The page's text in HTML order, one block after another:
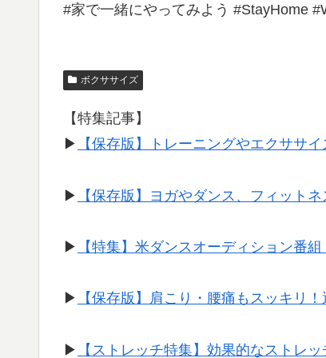
#家で一緒にやってみよう #StayHome
ボクササイズ
【特集記事】
▶︎
【保存版】トレーニングやエクササ
▶︎ 【保存版】ヨガやダンス、フィット
▶︎ 【特集】米ダンスオーディション番
▶︎ 【保存版】肩こり・腰痛もスッキリ
▶︎ 【ストレッチ特集】効果的なストレ